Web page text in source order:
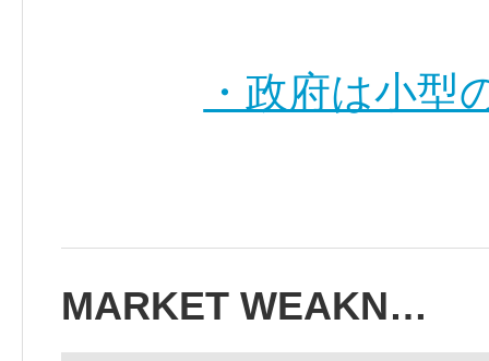
・政府は小
MARKET WEAKN…